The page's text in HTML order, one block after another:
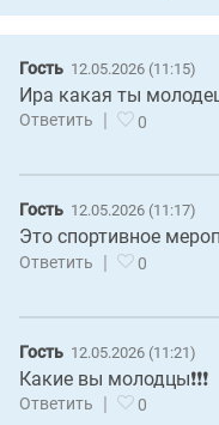
Гость 12.05.2026 (11:15)
Ира какая ты
Ответить 0
Гость 12.05.2026 (11:17)
Это спортивное
Ответить | 0
Гость 12.05.2026 (11:21)
Какие вы молодцы❗❗❗
Ответить 0